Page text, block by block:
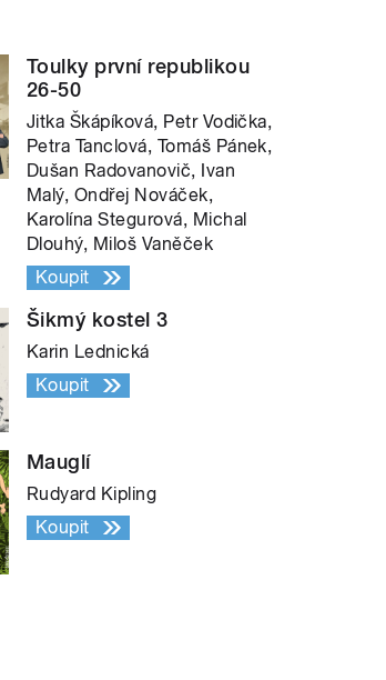
Toulky první republikou
26-50
Jitka Škápíková, Petr Vodička,
Petra Tanclová, Tomáš Pánek,
Dušan Radovanovič, Ivan
Malý, Ondřej Nováček,
Karolína Stegurová, Michal
Dlouhý, Miloš Vaněček
Koupit
Šikmý kostel 3
Karin Lednická
Koupit
Mauglí
Rudyard Kipling
Koupit